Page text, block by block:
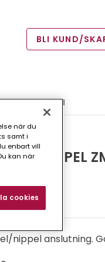
BLI KUND/
315-250 MM
NIPPEL
nippel anslutning.
när du
samt i
enbart vill
kan när
cookies